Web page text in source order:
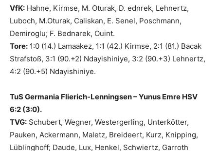
VfK: Hahne, Kirmse, M. Oturak, D. ednrek, Lehnertz,
Luboch, M.Oturak, Caliskan, E. Senel, Poschmann,
Demiroglu; F. Bednarek, Ouint.
Tore: 1:0 (14.) Lamaakez, 1:1 (42.) Kirmse, 2:1 (81.) Bacak
Strafstoß, 3:1 (90.+2) Ndayishiniye, 3:2 (90.+3) Lehnertz,
4:2 (90.+5) Ndayishiniye.
TuS Germania Flierich-Lenningsen – Yunus Emre HSV
6:2 (3:0).
TVG: Schubert, Wegner, Westergerling, Unterkötter,
Pauken, Ackermann, Maletz, Breideert, Kurz, Knipping,
Lüblinghoff; Daude, Lux, Henkel, Schwiertz, Garroth